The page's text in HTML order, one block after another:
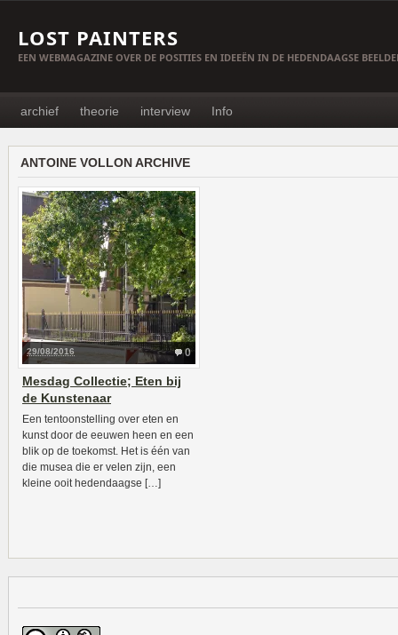
LOST PAINTERS
EEN WEBMAGAZINE OVER DE POSITIES EN IDEEËN IN DE HEDENDAAGSE
archief theorie interview Info
ANTOINE VOLLON ARCHIVE
0
29/08/2016
Mesdag Collectie; Eten bij
de Kunstenaar
Een tentoonstelling over eten en
kunst door de eeuwen heen en een
blik op de toekomst. Het is één van
die musea die er velen zijn, een
kleine ooit hedendaagse […]